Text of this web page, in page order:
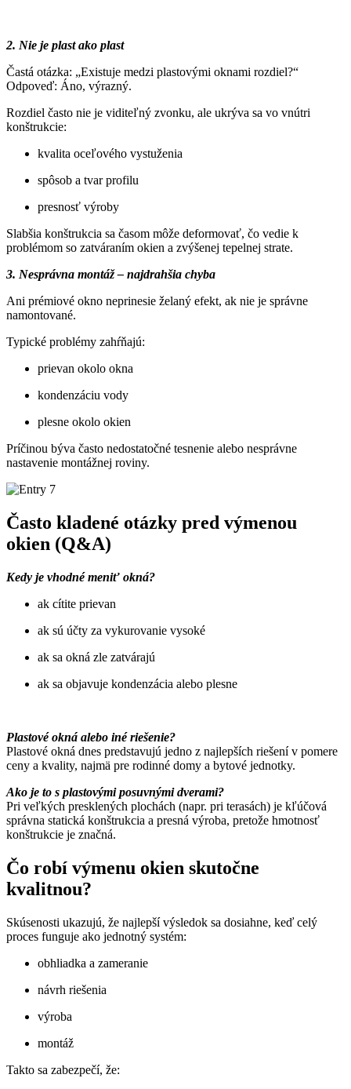
2. Nie je plast ako plast
Častá otázka: „Existuje medzi plastovými oknami rozdiel?“
Odpoveď: Áno, výrazný.
Rozdiel často nie je viditeľný zvonku, ale ukrýva sa vo vnútri
konštrukcie:
kvalita oceľového vystuženia
spôsob a tvar profilu
presnosť výroby
Slabšia konštrukcia sa časom môže deformovať, čo vedie k
problémom so zatváraním okien a zvýšenej tepelnej strate.
3. Nesprávna montáž – najdrahšia chyba
Ani prémiové okno neprinesie želaný efekt, ak nie je správne
namontované.
Typické problémy zahŕňajú:
prievan okolo okna
kondenzáciu vody
plesne okolo okien
Príčinou býva často nedostatočné tesnenie alebo nesprávne
nastavenie montážnej roviny.
Často kladené otázky pred výmenou
okien (Q&A)
Kedy je vhodné meniť okná?
ak cítite prievan
ak sú účty za vykurovanie vysoké
ak sa okná zle zatvárajú
ak sa objavuje kondenzácia alebo plesne
Plastové okná alebo iné riešenie?
Plastové okná dnes predstavujú jedno z najlepších riešení v pomere
ceny a kvality, najmä pre rodinné domy a bytové jednotky.
Ako je to s plastovými posuvnými dverami?
Pri veľkých presklených plochách (napr. pri terasách) je kľúčová
správna statická konštrukcia a presná výroba, pretože hmotnosť
konštrukcie je značná.
Čo robí výmenu okien skutočne
kvalitnou?
Skúsenosti ukazujú, že najlepší výsledok sa dosiahne, keď celý
proces funguje ako jednotný systém:
obhliadka a zameranie
návrh riešenia
výroba
montáž
Takto sa zabezpečí, že: